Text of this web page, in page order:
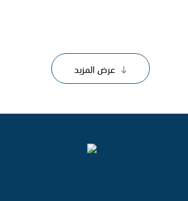
عرض المزيد